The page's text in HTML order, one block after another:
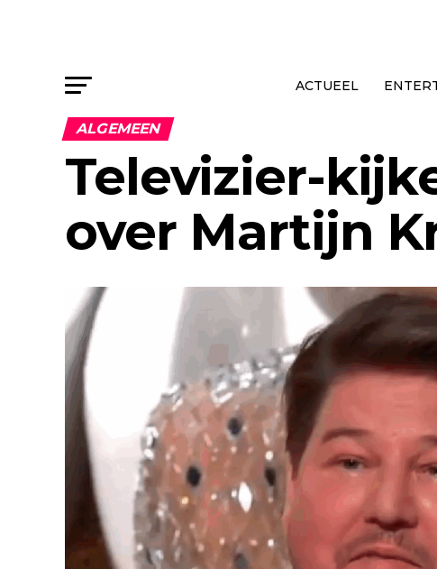
ACTUEEL
ALGEMEEN
Televizier-
over Martijn